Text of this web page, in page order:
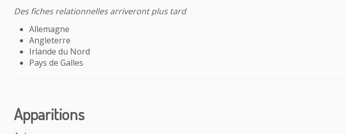
Des fiches relationnelles arriveront plus tard
Allemagne
Angleterre
Irlande du Nord
Pays de Galles
Apparitions